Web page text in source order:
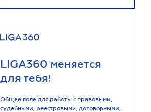
LIGA360 меняется
для тебя!
Общее поле для работы с правовыми,
судебными, реестровыми, договорными,